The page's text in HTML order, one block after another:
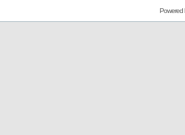
Powered